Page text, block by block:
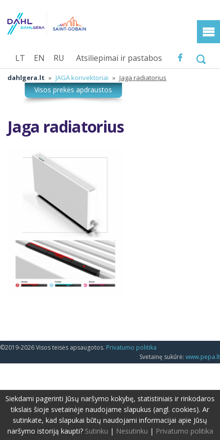
Atsiliepimai ir pastabos
LT EN RU
dahlgera.lt » JAGA konvektoriai » Jaga radiatorius
Jaga radiatorius
©2019-2026 Visos teisės apsaugotos. Privatumo politika
Svetainę sukūrė: www.pepa.lt
Siekdami pagerinti Jūsų naršymo kokybę, statistiniais ir rinkodaros
tikslais šioje svetainėje naudojame slapukus (angl. cookies). Ar
sutinkate, kad slapukai būtų naudojami informacijai apie Jūsų
naršymo istoriją kaupti? Sutinku | Nesutinku | Privatumo politika